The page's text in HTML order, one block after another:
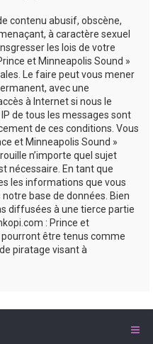
contenu abusif, obscène,
à caractère sexuel
les lois de votre
et Minneapolis Sound »
Le faire peut vous mener
avec une
à Internet si nous le
de tous les messages sont
de ces conditions. Vous
et Minneapolis Sound »
n’importe quel sujet
nécessaire. En tant que
les informations que vous
base de données. Bien
diffusées à une tierce partie
: Prince et
pourront être tenus comme
piratage visant à